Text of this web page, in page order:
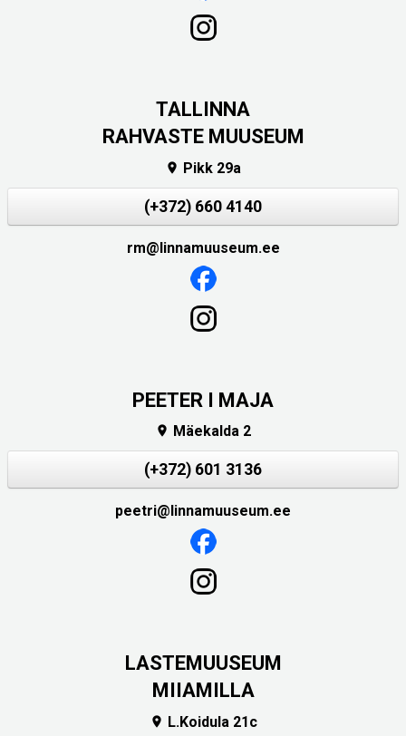
TALLINNA
RAHVASTE MUUSEUM
 Pikk 29a
(+372) 660 4140
rm@linnamuuseum.ee
PEETER I MAJA
 Mäekalda 2
(+372) 601 3136
peetri@linnamuuseum.ee
LASTEMUUSEUM
MIIAMILLA
 L.Koidula 21c